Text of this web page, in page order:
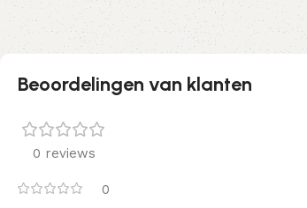
Beoordelingen van klanten
0 reviews
0